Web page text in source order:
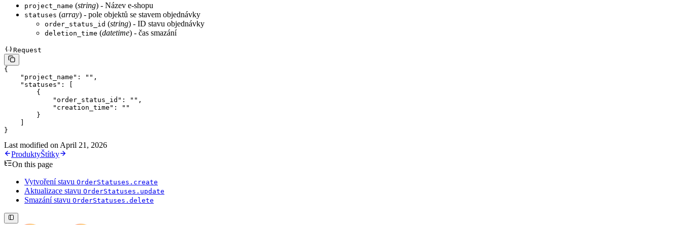
project_name (string) - Název e-shopu
statuses (array) - pole objektů se stavem objednávky
order_status_id (string) - ID stavu objednávky
deletion_time (datetime) - čas smazání
Request
{
    "project_name"
: "" ,
    "statuses"
: [
        {
            "order_status_id"
: "" ,
            "creation_time"
:
""
        }
}
Last modified on April 21, 2026
ProduktyŠtítky
On this page
Vytvoření stavu OrderStatuses.create
Aktualizace stavu OrderStatuses.update
Smazání stavu OrderStatuses.delete